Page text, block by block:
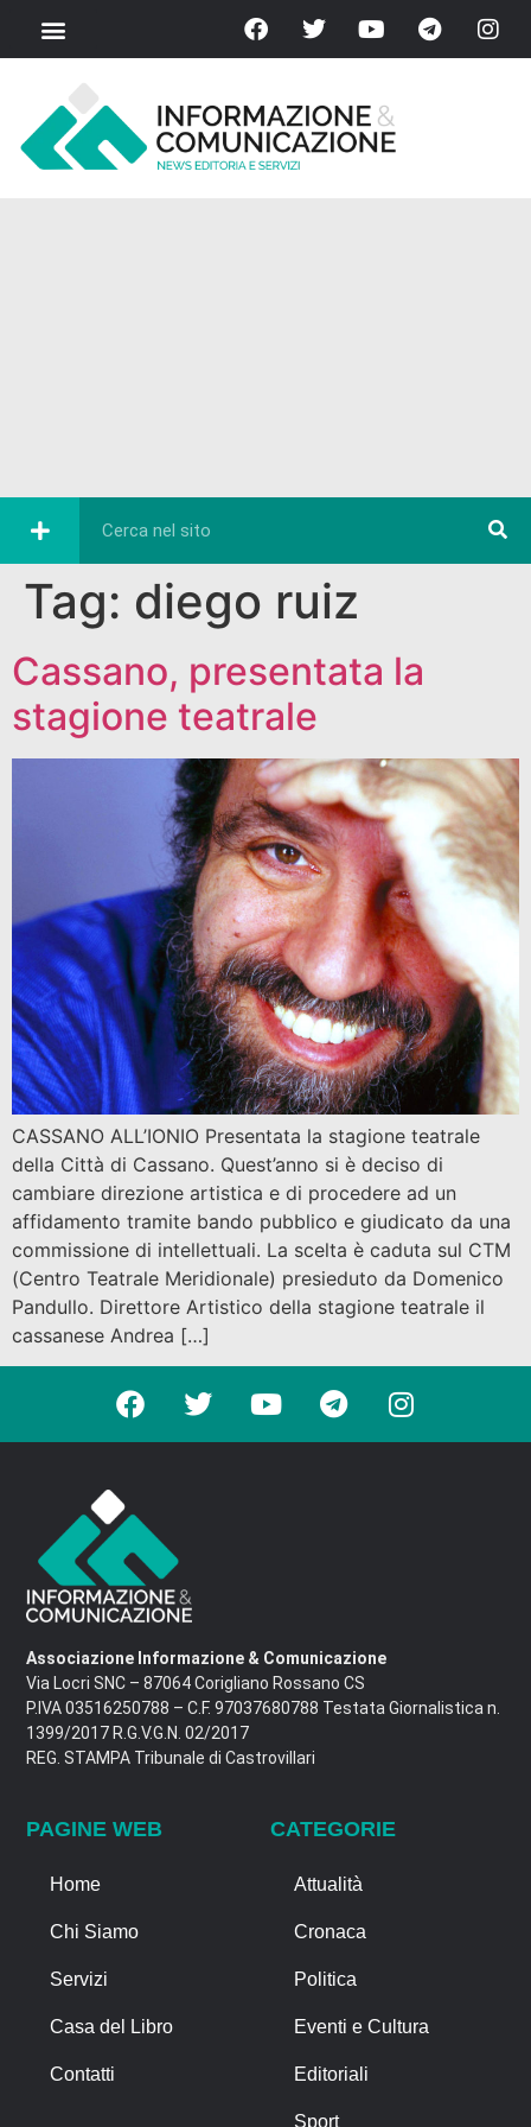
Tag: diego ruiz
Cassano, presentata la
stagione teatrale
CASSANO ALL’IONIO Presentata la stagione teatrale
della Città di Cassano. Quest’anno si è deciso di
cambiare direzione artistica e di procedere ad un
affidamento tramite bando pubblico e giudicato da una
commissione di intellettuali. La scelta è caduta sul CTM
(Centro Teatrale Meridionale) presieduto da Domenico
Pandullo. Direttore Artistico della stagione teatrale il
cassanese Andrea […]
Associazione Informazione & Comunicazione
Via Locri SNC – 87064 Corigliano Rossano CS
P.IVA 03516250788 – C.F. 97037680788 Testata Giornalistica n.
1399/2017 R.G.V.G.N. 02/2017
REG. STAMPA Tribunale di Castrovillari
PAGINE WEB
Home
Chi Siamo
Servizi
Casa del Libro
Contatti
CATEGORIE
Attualità
Cronaca
Politica
Eventi e Cultura
Editoriali
Sport